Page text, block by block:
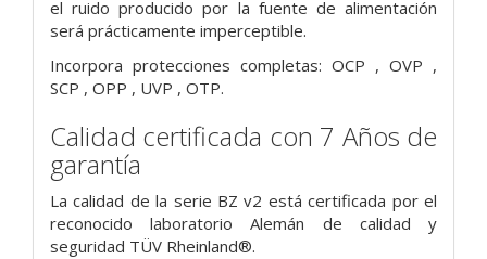
el ruido producido por la fuente de alimentación
será prácticamente imperceptible.
Incorpora protecciones completas: OCP , OVP ,
SCP , OPP , UVP , OTP.
Calidad certificada con 7 Años de
garantía
La calidad de la serie BZ v2 está certificada por el
reconocido laboratorio Alemán de calidad y
seguridad TÜV Rheinland®.